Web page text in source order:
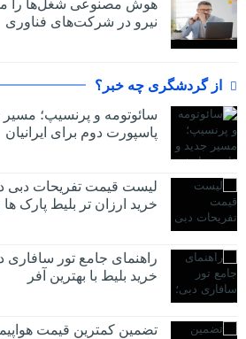
هوش مصنوعی شغل‌ها را
نیرو در شرکت‌های فناوری
از گردشگری چه خبر؟
سائوتومه و پرنسیپ؛ مسیر
پاسپورت دوم برای ایرانیان
خرید ارزان تر بلیط پارک
راهنمای جامع تور سافاری
خرید بلیط با بهترین آفر
تضمین کمترین قیمت